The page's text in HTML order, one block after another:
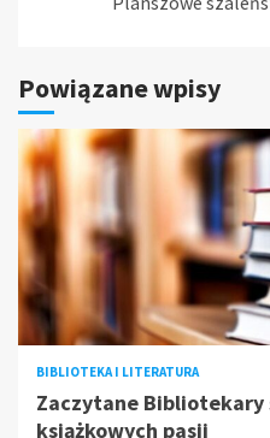
Powiązane wpisy
BIBLIOTEKA I LITERATURA
Zaczytane
książkowych pasji